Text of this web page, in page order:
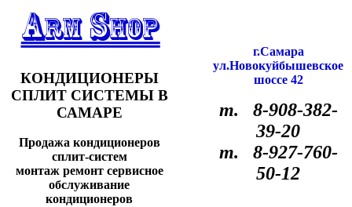
КОНДИЦИОНЕРЫ
СПЛИТ СИСТЕМЫ В
САМАРЕ
Продажа кондиционеров
сплит-систем
монтаж ремонт сервисное
обслуживание
кондиционеров
г.Самара
ул.Новокуйбышевское
шоссе 42
т. 8-908-382-
39-20
т. 8-927-760-
50-12